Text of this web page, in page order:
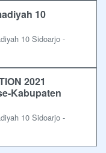
10
10 Sidoarjo -
2021
Kabupaten
10 Sidoarjo -